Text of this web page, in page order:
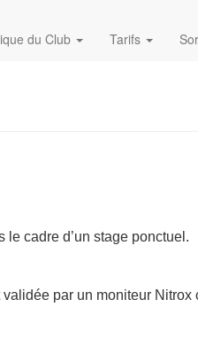
du Club Tarifs
le cadre d’un stage ponctuel.
par un moniteur